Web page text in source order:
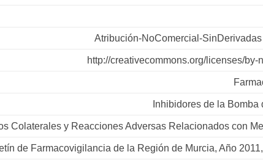
Atribución-NoComercial-
http://creativecommons.org/licenses/by-
Inhibidores de la Bomba
Colaterales y Reacciones Adversas Relacionados con
de Farmacovigilancia de la Región de Murcia, Año